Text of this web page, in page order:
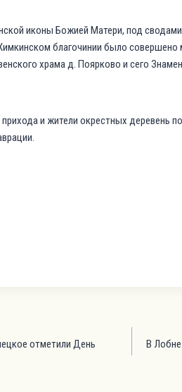
иконы Божией Матери, под
благочинии было совершено
храма д. Поярково и сего
и жители окрестных деревень
отметили День
В